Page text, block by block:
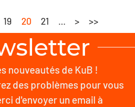
19 20 21 ... > >>
nouveautés de KuB !
des problèmes pour vous
d'envoyer un email à